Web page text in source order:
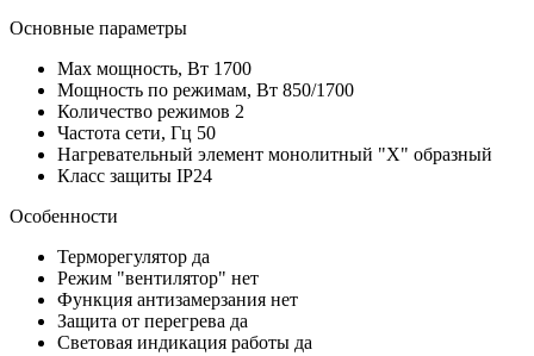
Основные параметры
Max мощность, Вт 1700
Мощность по режимам, Вт 850/1700
Количество режимов 2
Частота сети, Гц 50
Нагревательный элемент монолитный "Х" образный
Класс защиты IP24
Особенности
Терморегулятор да
Режим "вентилятор" нет
Функция антизамерзания нет
Защита от перегрева да
Световая индикация работы да